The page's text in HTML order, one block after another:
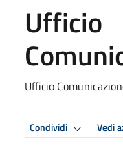
Ufficio
Ufficio
Condividi Vedi